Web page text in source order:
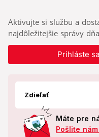
Aktivujte si službu a
najdôležitejšie správy
Prihláste
Zdieľať
Máte pre
Pošlite